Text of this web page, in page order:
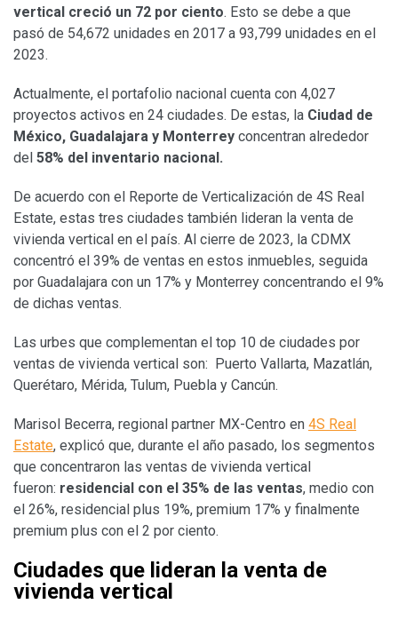
vertical creció un 72 por ciento. Esto se debe a que
pasó de 54,672 unidades en 2017 a 93,799 unidades en el
2023.
Actualmente, el portafolio nacional cuenta con 4,027
proyectos activos en 24 ciudades. De estas, la Ciudad de
México, Guadalajara y Monterrey concentran alrededor
del 58% del inventario nacional.
De acuerdo con el Reporte de Verticalización de 4S Real
Estate, estas tres ciudades también lideran la venta de
vivienda vertical en el país. Al cierre de 2023, la CDMX
concentró el 39% de ventas en estos inmuebles, seguida
por Guadalajara con un 17% y Monterrey concentrando el 9%
de dichas ventas.
Las urbes que complementan el top 10 de ciudades por
ventas de vivienda vertical son: Puerto Vallarta, Mazatlán,
Querétaro, Mérida, Tulum, Puebla y Cancún.
Marisol Becerra, regional partner MX-Centro en 4S Real
Estate, explicó que, durante el año pasado, los segmentos
que concentraron las ventas de vivienda vertical
fueron: residencial con el 35% de las ventas, medio con
el 26%, residencial plus 19%, premium 17% y finalmente
premium plus con el 2 por ciento.
Ciudades que lideran la venta de
vivienda vertical